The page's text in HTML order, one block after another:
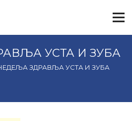
УСТА И ЗУБА
ЗДРАВЉА УСТА И ЗУБА